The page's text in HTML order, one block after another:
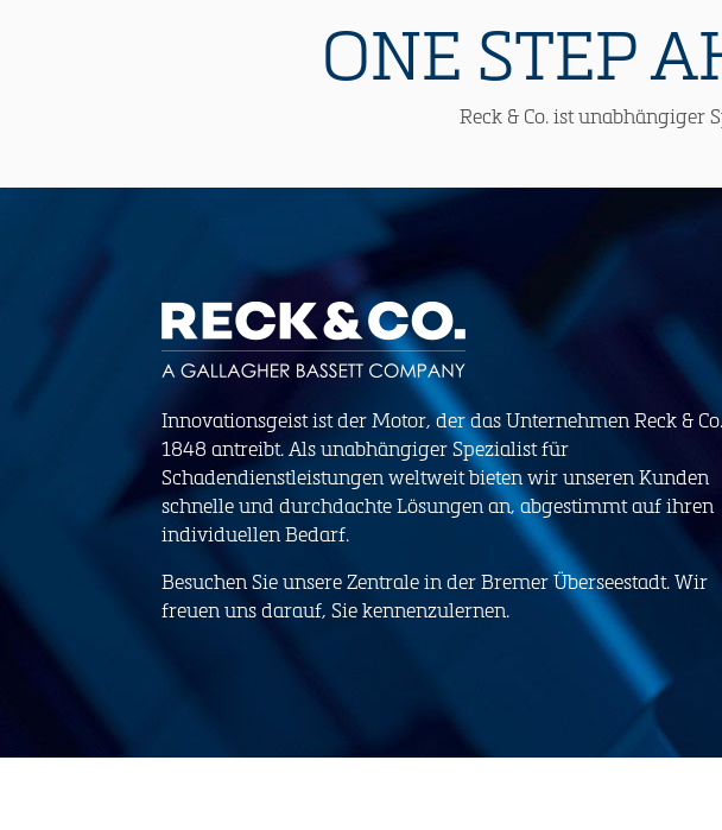
ONE STEP
Reck & Co. ist unabhängiger
Innovationsgeist ist der Motor, der das Unternehmen Reck &
1848 antreibt. Als unabhängiger Spezialist für
Schadendienstleistungen weltweit bieten wir unseren Kunden
schnelle und durchdachte Lösungen an, abgestimmt auf ihren
individuellen Bedarf.
Besuchen Sie unsere Zentrale in der Bremer Überseestadt. Wir
freuen uns darauf, Sie kennenzulernen.